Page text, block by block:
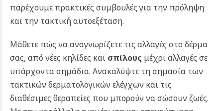
παρέχουμε πρακτικές συμβουλές για την πρόληψη
και την τακτική αυτοεξέταση.
Μάθετε πώς να αναγνωρίζετε τις αλλαγές στο δέρμα
σας, από νέες κηλίδες και σπίλους μέχρι αλλαγές σε
υπάρχοντα σημάδια. Ανακαλύψτε τη σημασία των
τακτικών δερματολογικών ελέγχων και τις
διαθέσιμες θεραπείες που μπορούν να σώσουν ζωές.